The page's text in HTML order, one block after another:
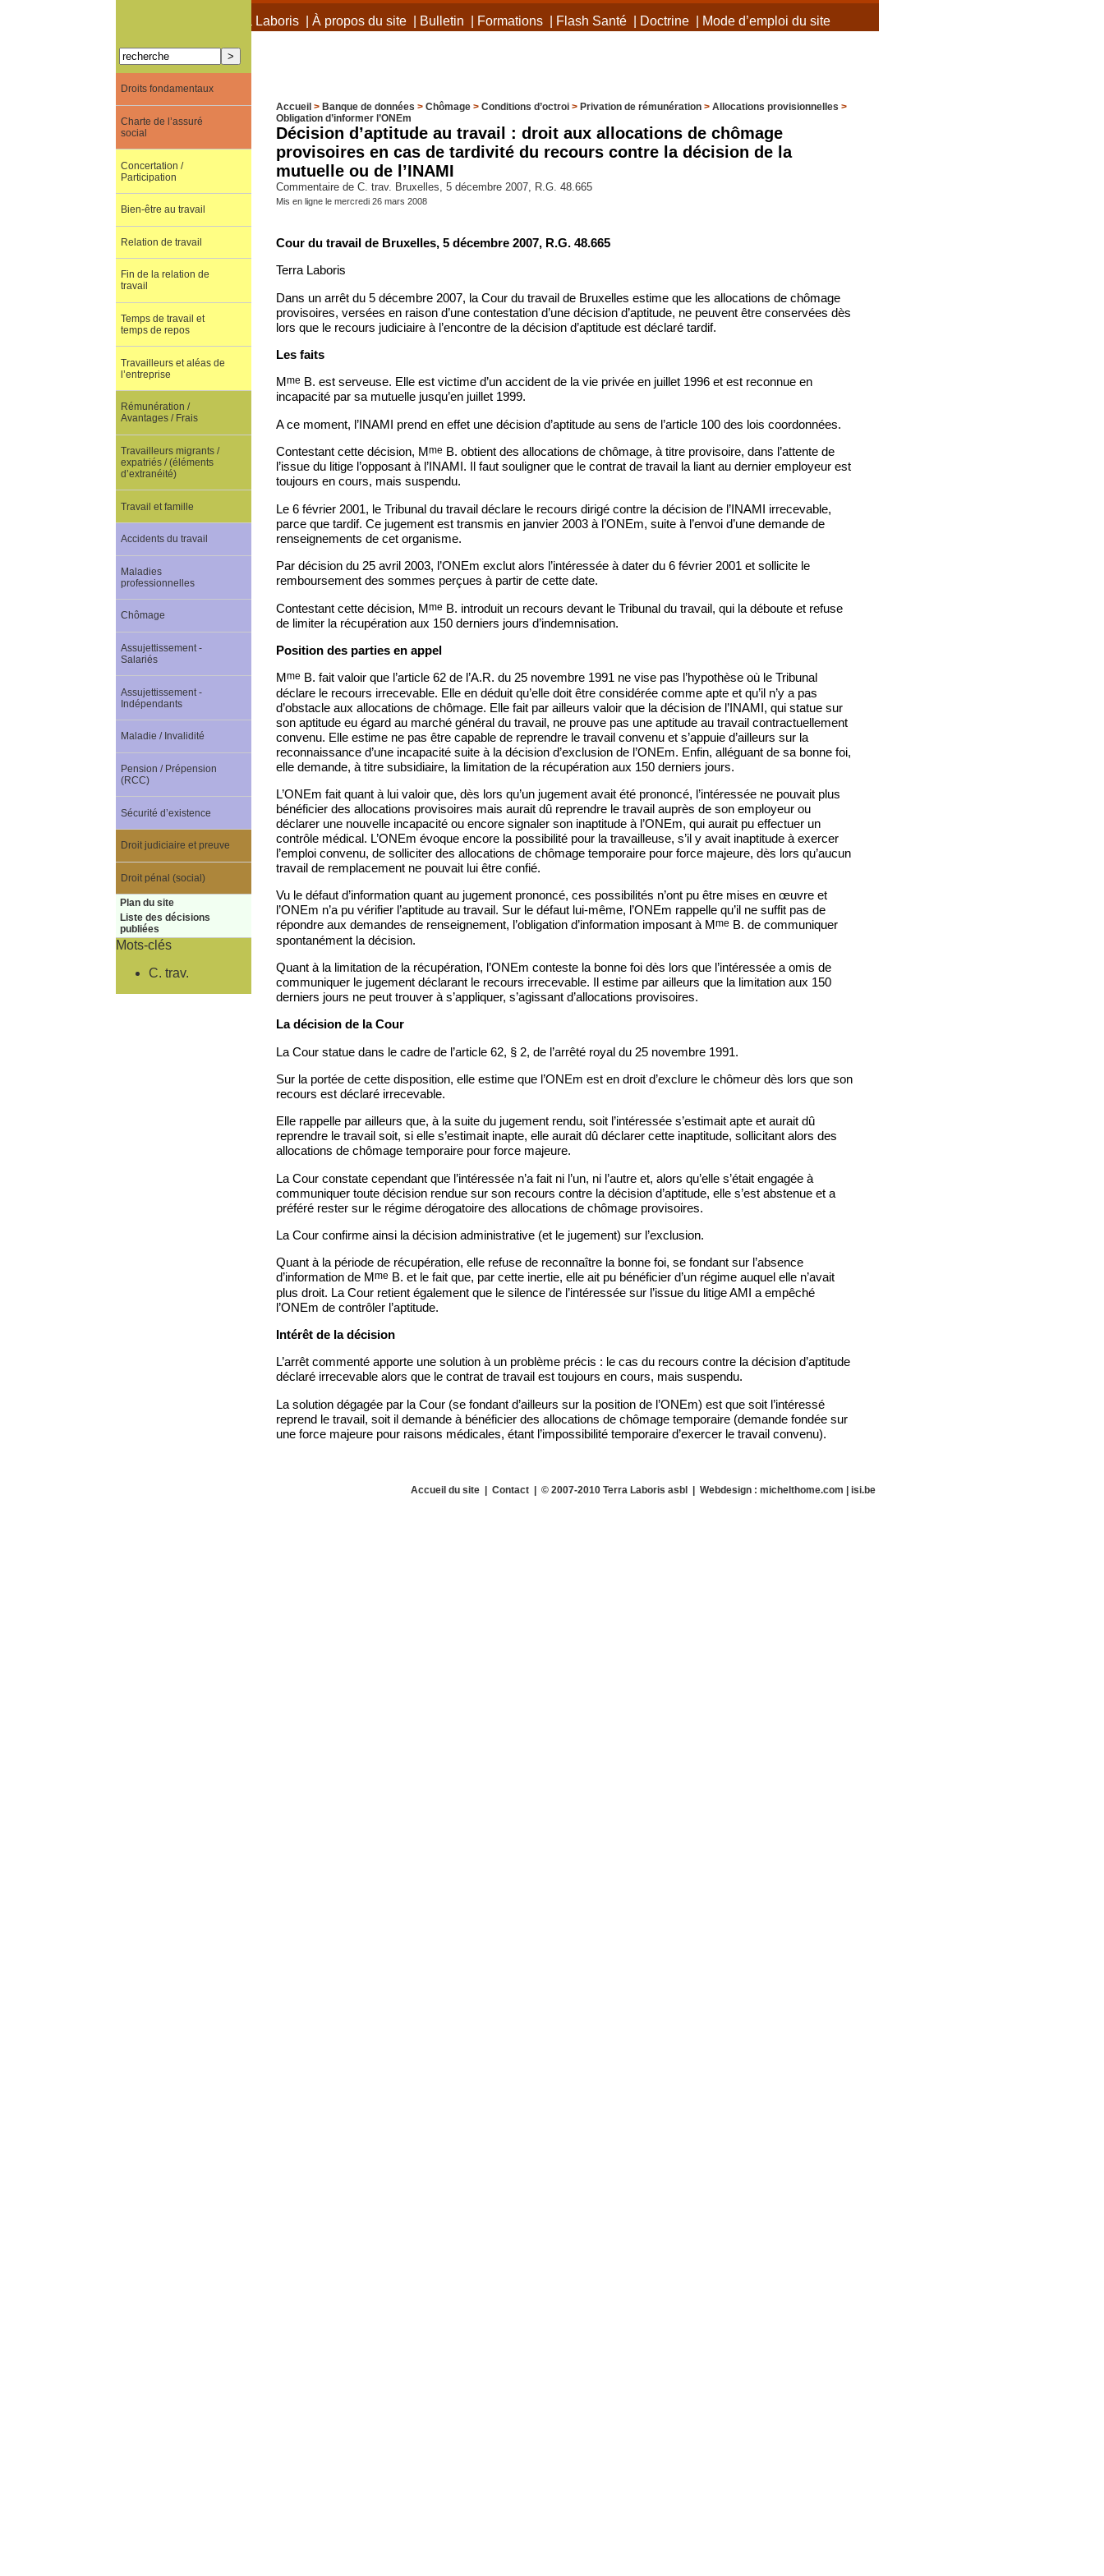
À propos de Terra Laboris| À propos du site| Bulletin Formations| Flash Santé| Doctrine| Mode d’emploi du site
Accueil > Banque de données > Chômage> Conditions d’octroi> Privation de rémunération> Allocations provisionnelles >
Obligation d’informer l’ONEm
Décision d’aptitude au travail : droit aux allocations de chômage
provisoires en cas de tardivité du recours contre la décision de la
mutuelle ou de l’INAMI
Commentaire de C. trav. Bruxelles, 5 décembre 2007, R.G. 48.665
Mis en ligne le mercredi 26 mars 2008
Cour du travail de Bruxelles, 5 décembre 2007, R.G. 48.665
Terra Laboris
Dans un arrêt du 5 décembre 2007, la Cour du travail de Bruxelles estime que les allocations de chômage
provisoires, versées en raison d’une contestation d’une décision d’aptitude, ne peuvent être conservées dès
lors que le recours judiciaire à l’encontre de la décision d’aptitude est déclaré tardif.
Les faits
M me B. est serveuse. Elle est victime d’un accident de la vie privée en juillet 1996 et est reconnue en
incapacité par sa mutuelle jusqu’en juillet 1999.
A ce moment, l’INAMI prend en effet une décision d’aptitude au sens de l’article 100 des lois coordonnées.
Contestant cette décision, Mme B. obtient des allocations de chômage, à titre provisoire, dans l’attente de
l’issue du litige l’opposant à l’INAMI. Il faut souligner que le contrat de travail la liant au dernier employeur est
toujours en cours, mais suspendu.
Le 6 février 2001, le Tribunal du travail déclare le recours dirigé contre la décision de l’INAMI irrecevable,
parce que tardif. Ce jugement est transmis en janvier 2003 à l’ONEm, suite à l’envoi d’une demande de
renseignements de cet organisme.
Par décision du 25 avril 2003, l’ONEm exclut alors l’intéressée à dater du 6 février 2001 et sollicite le
remboursement des sommes perçues à partir de cette date.
Contestant cette décision, Mme B. introduit un recours devant le Tribunal du travail, qui la déboute et refuse
de limiter la récupération aux 150 derniers jours d’indemnisation.
Position des parties en appel
M me B. fait valoir que l’article 62 de l’A.R. du 25 novembre 1991 ne vise pas l’hypothèse où le Tribunal
déclare le recours irrecevable. Elle en déduit qu’elle doit être considérée comme apte et qu’il n’y a pas
d’obstacle aux allocations de chômage. Elle fait par ailleurs valoir que la décision de l’INAMI, qui statue sur
son aptitude eu égard au marché général du travail, ne prouve pas une aptitude au travail contractuellement
convenu. Elle estime ne pas être capable de reprendre le travail convenu et s’appuie d’ailleurs sur la
reconnaissance d’une incapacité suite à la décision d’exclusion de l’ONEm. Enfin, alléguant de sa bonne foi,
elle demande, à titre subsidiaire, la limitation de la récupération aux 150 derniers jours.
L’ONEm fait quant à lui valoir que, dès lors qu’un jugement avait été prononcé, l’intéressée ne pouvait plus
bénéficier des allocations provisoires mais aurait dû reprendre le travail auprès de son employeur ou
déclarer une nouvelle incapacité ou encore signaler son inaptitude à l’ONEm, qui aurait pu effectuer un
contrôle médical. L’ONEm évoque encore la possibilité pour la travailleuse, s’il y avait inaptitude à exercer
l’emploi convenu, de solliciter des allocations de chômage temporaire pour force majeure, dès lors qu’aucun
travail de remplacement ne pouvait lui être confié.
Vu le défaut d’information quant au jugement prononcé, ces possibilités n’ont pu être mises en œuvre et
l’ONEm n’a pu vérifier l’aptitude au travail. Sur le défaut lui-même, l’ONEm rappelle qu’il ne suffit pas de
répondre aux demandes de renseignement, l’obligation d’information imposant à M me B. de communiquer
spontanément la décision.
Quant à la limitation de la récupération, l’ONEm conteste la bonne foi dès lors que l’intéressée a omis de
communiquer le jugement déclarant le recours irrecevable. Il estime par ailleurs que la limitation aux 150
derniers jours ne peut trouver à s’appliquer, s’agissant d’allocations provisoires.
La décision de la Cour
La Cour statue dans le cadre de l’article 62, § 2, de l’arrêté royal du 25 novembre 1991.
Sur la portée de cette disposition, elle estime que l’ONEm est en droit d’exclure le chômeur dès lors que son
recours est déclaré irrecevable.
Elle rappelle par ailleurs que, à la suite du jugement rendu, soit l’intéressée s’estimait apte et aurait dû
reprendre le travail soit, si elle s’estimait inapte, elle aurait dû déclarer cette inaptitude, sollicitant alors des
allocations de chômage temporaire pour force majeure.
La Cour constate cependant que l’intéressée n’a fait ni l’un, ni l’autre et, alors qu’elle s’était engagée à
communiquer toute décision rendue sur son recours contre la décision d’aptitude, elle s’est abstenue et a
préféré rester sur le régime dérogatoire des allocations de chômage provisoires.
La Cour confirme ainsi la décision administrative (et le jugement) sur l’exclusion.
Quant à la période de récupération, elle refuse de reconnaître la bonne foi, se fondant sur l’absence
d’information de M me B. et le fait que, par cette inertie, elle ait pu bénéficier d’un régime auquel elle n’avait
plus droit. La Cour retient également que le silence de l’intéressée sur l’issue du litige AMI a empêché
l’ONEm de contrôler l’aptitude.
Intérêt de la décision
L’arrêt commenté apporte une solution à un problème précis : le cas du recours contre la décision d’aptitude
déclaré irrecevable alors que le contrat de travail est toujours en cours, mais suspendu.
La solution dégagée par la Cour (se fondant d’ailleurs sur la position de l’ONEm) est que soit l’intéressé
reprend le travail, soit il demande à bénéficier des allocations de chômage temporaire (demande fondée sur
une force majeure pour raisons médicales, étant l’impossibilité temporaire d’exercer le travail convenu).
Droits fondamentaux
Charte de l’assuré
social
Concertation /
Participation
Bien-être au travail
Relation de travail
Fin de la relation de
travail
Temps de travail et
temps de repos
Travailleurs et aléas de
l’entreprise
Rémunération /
Avantages / Frais
Travailleurs migrants /
expatriés / (éléments
d’extranéité)
Travail et famille
Accidents du travail
Maladies
professionnelles
Chômage
Assujettissement -
Salariés
Assujettissement -
Indépendants
Maladie / Invalidité
Pension / Prépension
(RCC)
Sécurité d’existence
Droit judiciaire et preuve
Droit pénal (social)
Plan du site
Liste des décisions
publiées
Mots-clés
C. trav.
Accueil du site| Contact| © 2007-2010 Terra Laboris asbl | Webdesign : michelthome.com | isi.be